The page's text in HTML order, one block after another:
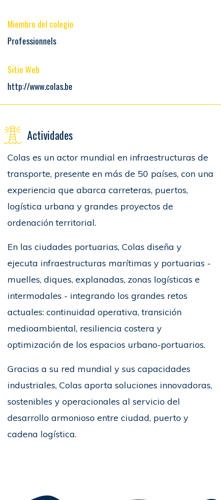
Miembro del colegio
Professionnels
Sitio Web
http://www.colas.be
Actividades
Colas es un actor mundial en infraestructuras de
transporte, presente en más de 50 países, con una
experiencia que abarca carreteras, puertos,
logística urbana y grandes proyectos de
ordenación territorial.
En las ciudades portuarias, Colas diseña y
ejecuta infraestructuras marítimas y portuarias -
muelles, diques, explanadas, zonas logísticas e
intermodales - integrando los grandes retos
actuales: continuidad operativa, transición
medioambiental, resiliencia costera y
optimización de los espacios urbano-portuarios.
Gracias a su red mundial y sus capacidades
industriales, Colas aporta soluciones innovadoras,
sostenibles y operacionales al servicio del
desarrollo armonioso entre ciudad, puerto y
cadena logística.